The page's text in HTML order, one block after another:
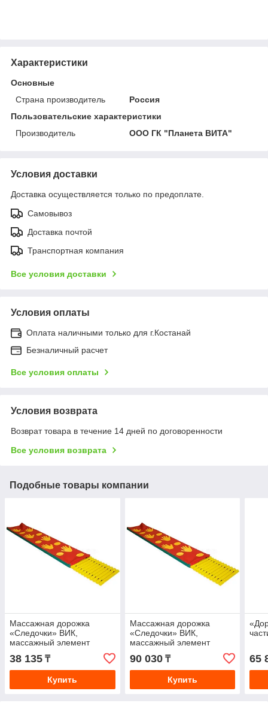
Характеристики
Основные
Страна производитель
Россия
Пользовательские характеристики
Производитель
ООО ГК "Планета ВИТА"
Условия доставки
Доставка осуществляется только по предоплате.
Самовывоз
Доставка почтой
Транспортная компания
Все условия доставки
Условия оплаты
Оплата наличными только для г.Костанай
Безналичный расчет
Все условия оплаты
Условия возврата
Возврат товара в течение 14 дней по договоренности
Все условия возврата
Подобные товары компании
Массажная дорожка
«Следочки» ВИК,
массажный элемент
38 135 ₸
Купить
Массажная дорожка
«Следочки» ВИК,
массажный элемент
90 030₸
Купить
65